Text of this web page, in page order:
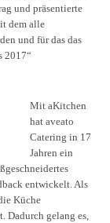
und präsentierte
dem alle
und für das das
2017“
Mit aKitchen
hat aveato
Catering in 17
Jahren ein
entwickelt. Als
Küche
gelang es,